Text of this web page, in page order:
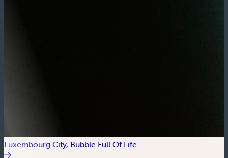
Luxembourg City, Bubble Full Of Life